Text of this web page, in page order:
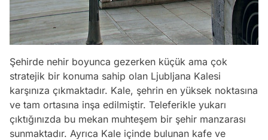
Şehirde nehir boyunca gezerken küçük ama çok
stratejik bir konuma sahip olan Ljubljana Kalesi
karşınıza çıkmaktadır. Kale, şehrin en yüksek noktasına
ve tam ortasına inşa edilmiştir. Teleferikle yukarı
çıktığınızda bu mekan muhteşem bir şehir manzarası
sunmaktadır. Ayrıca Kale içinde bulunan kafe ve